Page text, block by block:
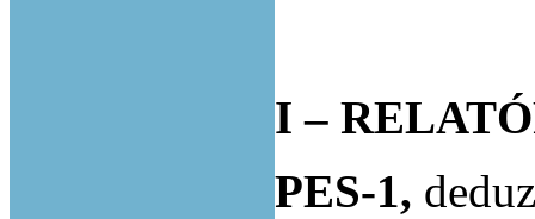
I –
PES-1,